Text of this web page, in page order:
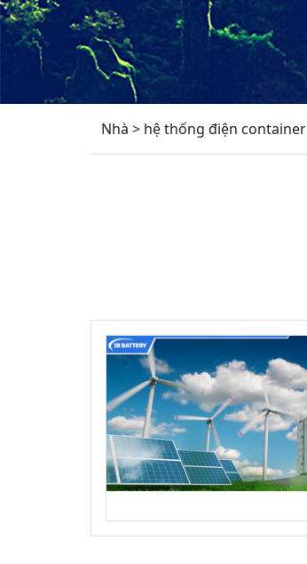
Nhà > hệ thống điện container